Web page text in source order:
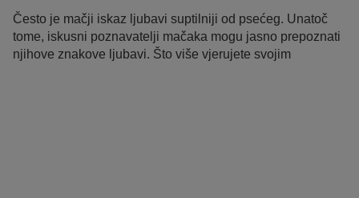
Često je mačji iskaz ljubavi suptilniji od psećeg. Unatoč
tome, iskusni poznavatelji mačaka mogu jasno prepoznati
njihove znakove ljubavi. Što više vjerujete svojim